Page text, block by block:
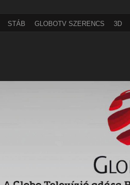
STÁB GLOBOTV SZERENCS 3D